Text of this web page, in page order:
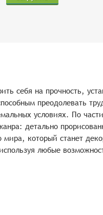
себя на прочность,
преодолевать
условиях. По
детально
мира, который станет
любые